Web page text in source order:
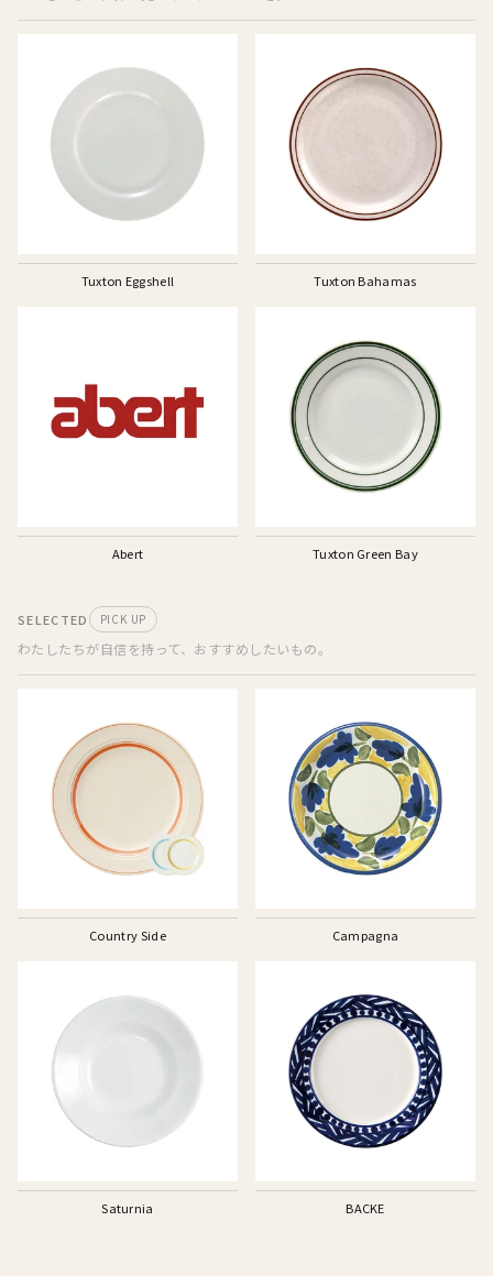
Tuxton Eggshell Tuxton Bahamas
Abert Tuxton Green Bay
SELECTED PICK UP
わたしたちが自信を持って、おすすめしたいもの。
Country Side Campagna
Saturnia BACKE